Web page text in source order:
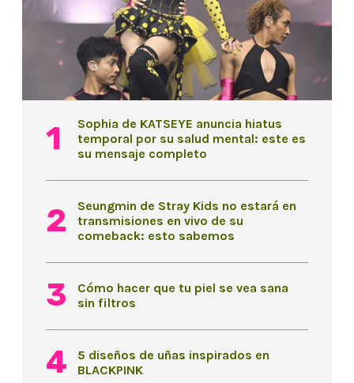
Sophia de KATSEYE anuncia hiatus
temporal por su salud mental: este es
su mensaje completo
Seungmin de Stray Kids no estará en
transmisiones en vivo de su
comeback: esto sabemos
Cómo hacer que tu piel se vea sana
sin filtros
5 diseños de uñas inspirados en
BLACKPINK